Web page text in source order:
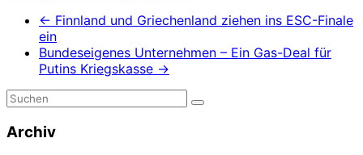
← Finnland und Griechenland ziehen ins ESC-Finale
ein
Bundeseigenes Unternehmen – Ein Gas-Deal für
Putins Kriegskasse →
Archiv